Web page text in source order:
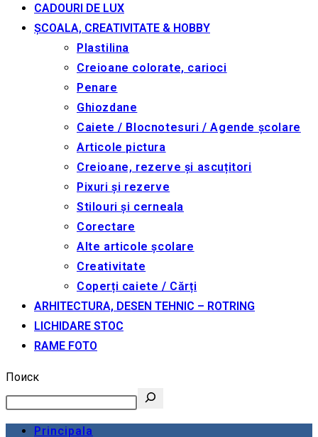
CADOURI DE LUX
ȘCOALA, CREATIVITATE & HOBBY
Plastilina
Creioane colorate, carioci
Penare
Ghiozdane
Caiete / Blocnotesuri / Agende școlare
Articole pictura
Creioane, rezerve și ascuțitori
Pixuri și rezerve
Stilouri și cerneala
Corectare
Alte articole școlare
Creativitate
Coperți caiete / Cărți
ARHITECTURA, DESEN TEHNIC – ROTRING
LICHIDARE STOC
RAME FOTO
Поиск
Principala